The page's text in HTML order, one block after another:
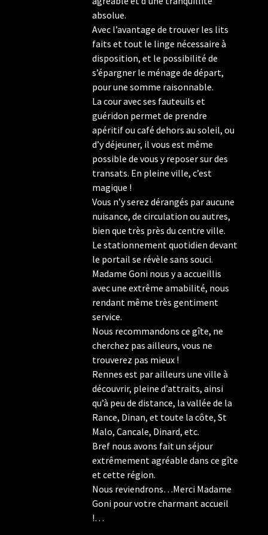
absolue.
Avec l’avantage de trouver les lits
faits et tout le linge nécessaire à
disposition, et le possibilité de
s’épargner le ménage de départ,
pour une somme raisonnable.
La cour avec ses fauteuils et
guéridon permet de prendre
apéritif ou café dehors au soleil, ou
d’y déjeuner, il vous est même
possible de vous y reposer sur des
transats. En pleine ville, c’est
magique !
Vous n’y serez dérangés par aucune
nuisance, de circulation ou autres,
bien que très près du centre ville.
Le stationnement quotidien devant
le portail se révèle sans souci.
Madame Goni nous y a accueillis
avec une extrême amabilité, nous
rendant même très gentiment
service.
Nous recommandons ce gîte, ne
cherchez pas ailleurs, vous ne
trouverez pas mieux !
Rennes est par ailleurs une ville à
découvrir, pleine d’attraits, ainsi
qu’à peu de distance, la vallée de la
Rance, Dinan, et toute la côte, St
Malo, Cancale, Dinard, etc.
Bref nous avons fait un séjour
extrêmement agréable dans ce gîte
et cette région.
Nous reviendrons…Merci Madame
Goni pour votre charmant accueil
!…